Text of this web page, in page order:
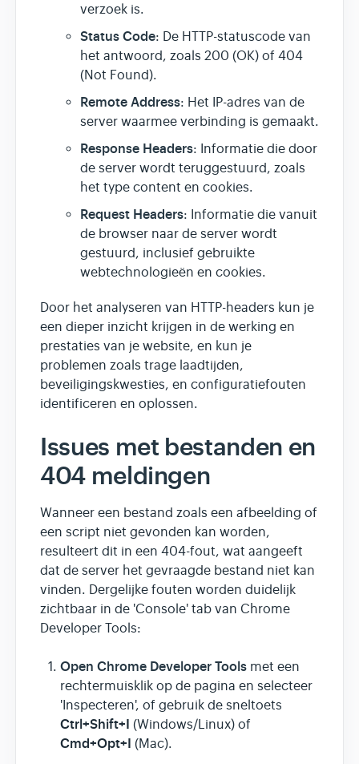
verzoek is.
Status Code: De HTTP-statuscode van
het antwoord, zoals 200 (OK) of 404
(Not Found).
Remote Address: Het IP-adres van de
server waarmee verbinding is gemaakt.
Response Headers: Informatie die door
de server wordt teruggestuurd, zoals
het type content en cookies.
Request Headers: Informatie die vanuit
de browser naar de server wordt
gestuurd, inclusief gebruikte
webtechnologieën en cookies.
Door het analyseren van HTTP-headers kun je
een dieper inzicht krijgen in de werking en
prestaties van je website, en kun je
problemen zoals trage laadtijden,
beveiligingskwesties, en configuratiefouten
identificeren en oplossen.
Issues met bestanden en
404 meldingen
Wanneer een bestand zoals een afbeelding of
een script niet gevonden kan worden,
resulteert dit in een 404-fout, wat aangeeft
dat de server het gevraagde bestand niet kan
vinden. Dergelijke fouten worden duidelijk
zichtbaar in de 'Console' tab van Chrome
Developer Tools:
Open Chrome Developer Tools met een
rechtermuisklik op de pagina en selecteer
'Inspecteren', of gebruik de sneltoets
Ctrl+Shift+I (Windows/Linux) of
Cmd+Opt+I (Mac).